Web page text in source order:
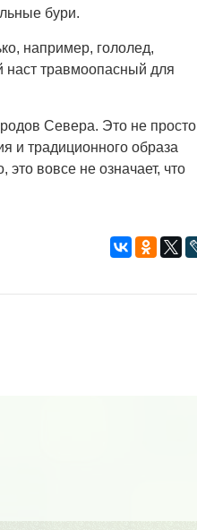
бури.
например, гололед,
наст травмоопасный для
Севера. Это не просто
и традиционного образа
вовсе не означает, что